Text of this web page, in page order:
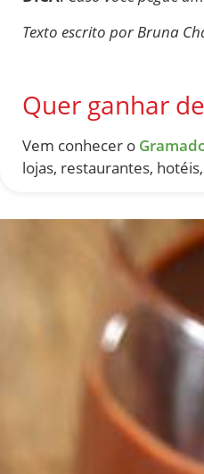
Texto escrito por Bruna
Quer ganhar
Vem conhecer o
lojas, restaurantes,